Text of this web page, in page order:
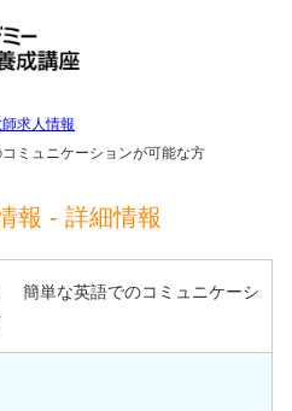
求人情報
ミュニケーションが可能な方
報 - 詳細情報
簡単な英語でのコミュニケーシ